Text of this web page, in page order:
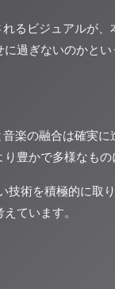
るビジュアルが
過ぎないのかと
楽の融合は確実
豊かで多様なも
技術を積極的に取
ています。